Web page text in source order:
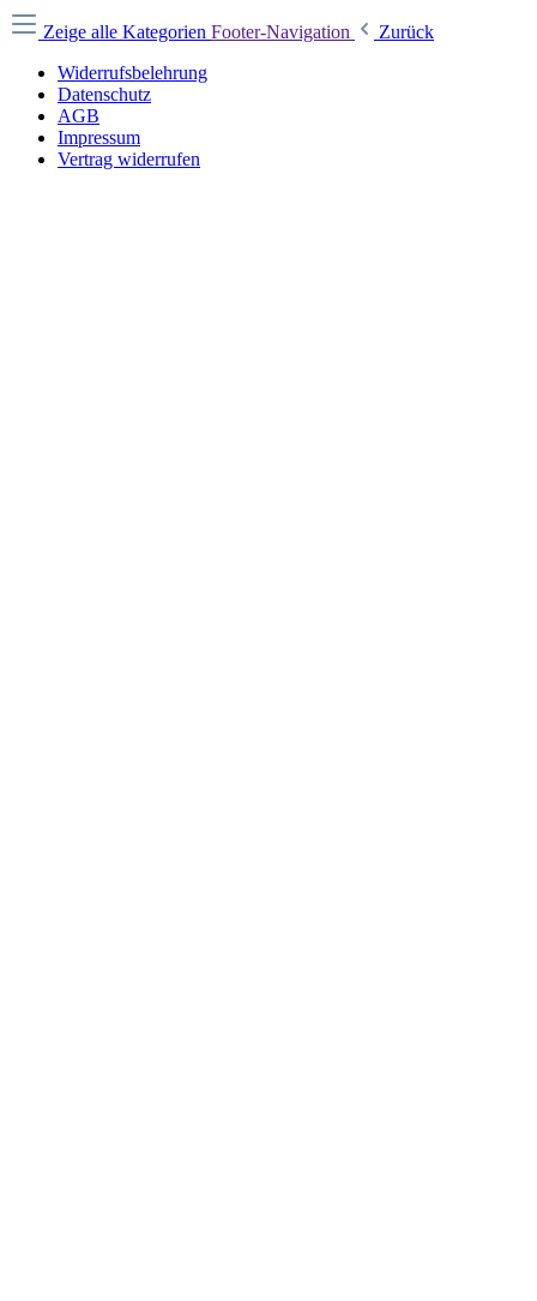
Zeige alle Kategorien Footer-Navigation
Zurück
Widerrufsbelehrung
Datenschutz
AGB
Impressum
Vertrag widerrufen